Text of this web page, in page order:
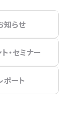
知らせ
・セミナー
ポート